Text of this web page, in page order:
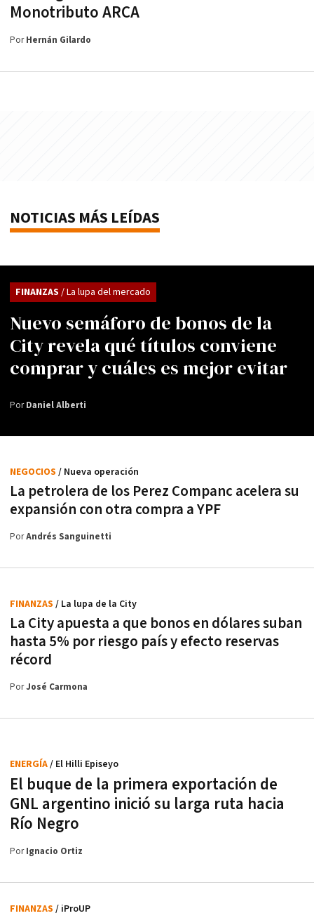
Monotributo ARCA
PorHernán Gilardo
NOTICIAS MÁS LEÍDAS
Nuevo semáforo de bonos de la
City revela qué títulos conviene
comprar y cuáles es mejor evitar
FINANZAS / La lupa del mercado
PorDaniel Alberti
La petrolera de los Perez Companc acelera su
expansión con otra compra a YPF
NEGOCIOS / Nueva operación
PorAndrés Sanguinetti
La City apuesta a que bonos en dólares suban
hasta 5% por riesgo país y efecto reservas
récord
FINANZAS / La lupa de la City
PorJosé Carmona
El buque de la primera exportación de
GNL argentino inició su larga ruta hacia
Río Negro
ENERGÍA/ El Hilli Episeyo
PorIgnacio Ortiz
FINANZAS / iProUP